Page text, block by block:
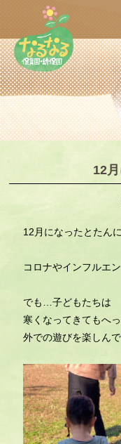
i
p
t
o
m
a
12
12月になったとたん
コロナやインフルエ
でも…子どもたちは
寒くなってきてもへ
外での遊びを楽しん